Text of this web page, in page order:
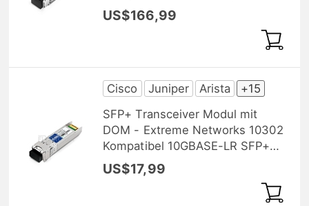
1000BASE-DWDM SFP
Transceiver Modul, DOM
US$166,99
Cisco Juniper Arista
+15
SFP+ Transceiver Modul mit
DOM - Extreme Networks 10302
Kompatibel 10GBASE-LR SFP+
1310nm 10km
US$17,99